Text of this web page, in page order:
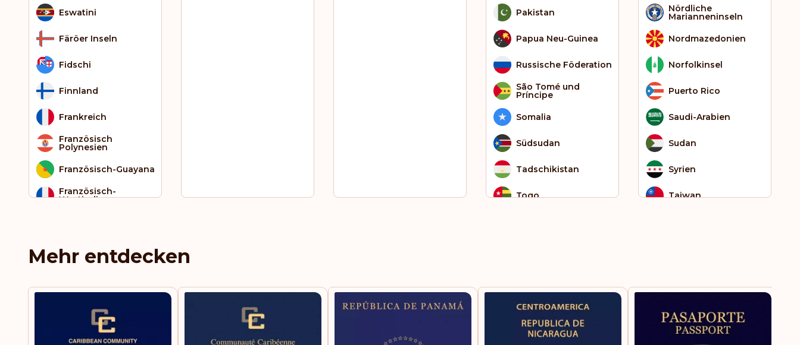
Eswatini
Färöer Inseln
Fidschi
Finnland
Frankreich
Französisch
Polynesien
Französisch-Guayana
Französisch-
Westindien
Ghana
Griechenland
Pakistan
Papua Neu-Guinea
Russische Föderation
São Tomé und
Príncipe
Somalia
Südsudan
Tadschikistan
Togo
Nördliche
Marianneninseln
Nordmazedonien
Norfolkinsel
Puerto Rico
Saudi-Arabien
Sudan
Syrien
Taiwan
Vereinigte Staaten
von Amerika
Mehr entdecken